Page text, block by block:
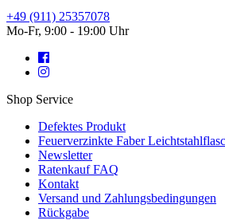
+49 (911) 25357078
Mo-Fr, 9:00 - 19:00 Uhr
Shop Service
Defektes Produkt
Feuerverzinkte Faber
Newsletter
Ratenkauf FAQ
Kontakt
Versand und Zahlungsbedingungen
Rückgabe